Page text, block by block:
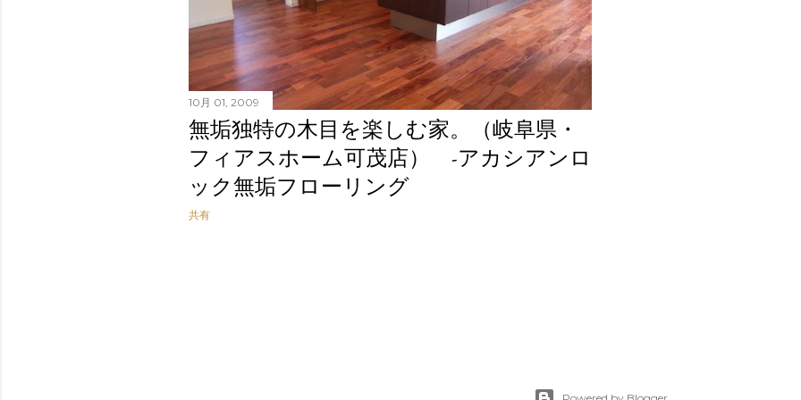
10月 01, 2009
無垢独特の木目を楽しむ家。（岐阜県・
フィアスホーム可茂店） -アカシアンロ
ック無垢フローリング
共有